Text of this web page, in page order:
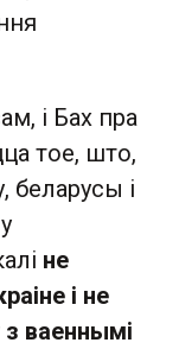
і Бах пра
тое, што,
беларусы і
не
і не
ваеннымі